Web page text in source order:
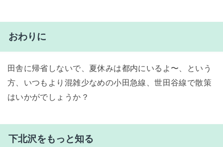
おわりに
田舎に帰省しないで、夏休みは都内にいるよ〜、という
方、いつもより混雑少なめの小田急線、世田谷線で散策
はいかがでしょうか？
下北沢をもっと知る